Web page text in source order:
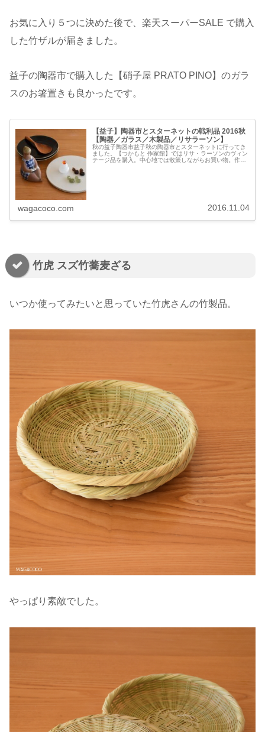
お気に入り５つに決めた後で、楽天スーパーSALE で購入
した竹ザルが届きました。
益子の陶器市で購入した【硝子屋 PRATO PINO】のガラ
スのお箸置きも良かったです。
【益子】陶器市とスターネットの戦利品 2016秋
【陶器／ガラス／木製品／リサラーソン】
秋の益子陶器市益子秋の陶器市とスターネットに行ってき
ました。【つかもと 作家館】ではリサ・ラーソンのヴィン
テージ品を購入。中心地では散策しながらお買い物。作家
wagacoco.com 2016.11.04
竹虎 スズ竹蕎麦ざる
いつか使ってみたいと思っていた竹虎さんの竹製品。
やっぱり素敵でした。